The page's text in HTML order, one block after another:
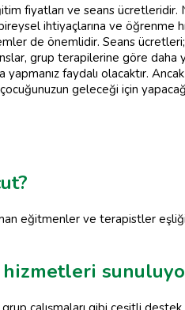
fiyatları ve seans ücretleridir.
ihtiyaçlarına ve öğrenme
de önemlidir. Seans
grup terapilerine göre daha
yapmanız faydalı olacaktır.
geleceği için
eğitmenler ve terapistler